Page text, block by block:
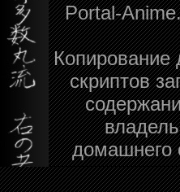
Portal-
Копирование
скриптов
домашнего